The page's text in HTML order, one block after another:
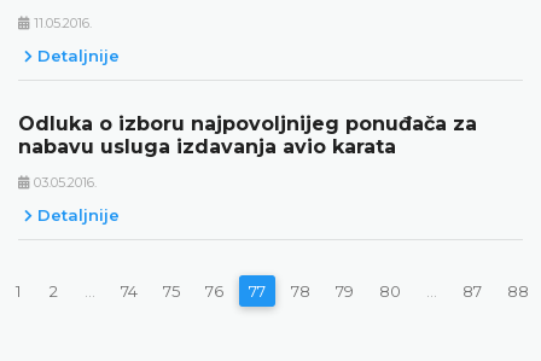
11.05.2016.
Detaljnije
Odluka o izboru najpovoljnijeg ponuđača za
nabavu usluga izdavanja avio karata
03.05.2016.
Detaljnije
1 2 74 75 76 77 78 79 80 87 88